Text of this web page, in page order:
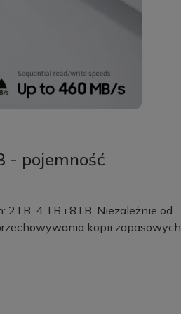
- pojemność
2TB, 4 TB i 8TB. Niezależnie od
kopii zapasowych